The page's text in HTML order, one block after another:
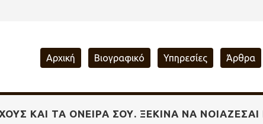
Αρχική Βιογραφικό Υπηρεσίες Άρθρα
ΚΑΙ ΤΑ ΌΝΕΙΡΑ ΣΟΥ. ΞΕΚΊΝΑ ΝΑ ΝΟΙΆΖΕΣΑΙ